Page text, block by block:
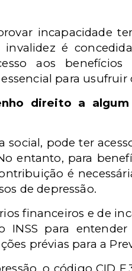
incapacidade
é
aos
para usufruir
direito a
pode ter
entanto, para
é
de depressão.
financeiros e de
INSS para
prévias para a